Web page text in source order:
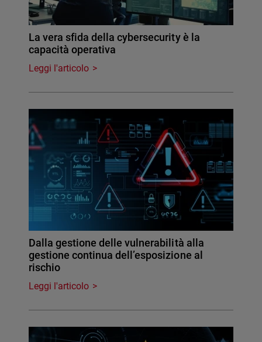
La vera sfida della cybersecurity è la
capacità operativa
Leggi l'articolo
Dalla gestione delle vulnerabilità alla
gestione continua dell’esposizione al
rischio
Leggi l'articolo